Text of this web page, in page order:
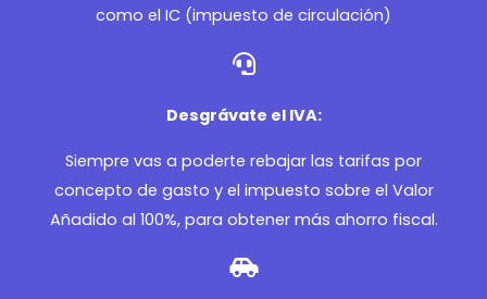
como el IC (impuesto de circulación)
Desgrávate el IVA:
Siempre vas a poderte rebajar las tarifas por
concepto de gasto y el impuesto sobre el Valor
Añadido al 100%, para obtener más ahorro fiscal.